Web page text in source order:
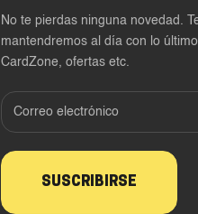
No te pierdas ninguna novedad.
mantendremos al día con lo
CardZone, ofertas etc.
SUSCRIBIRSE